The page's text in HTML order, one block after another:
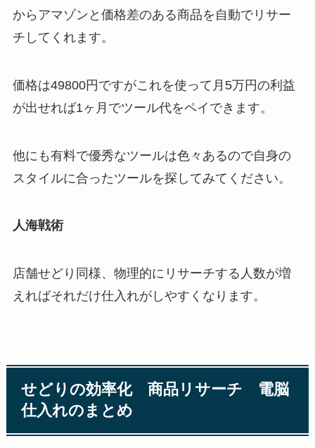
からアマゾンと価格差のある商品を自動でリサー
チしてくれます。
価格は49800円ですがこれを使って月5万円の利益
が出せれば1ヶ月でツール代をペイできます。
他にも有料で優秀なツールは色々あるので自身の
スタイルに合ったツールを探してみてください。
人海戦術
店舗せどり同様、物理的にリサーチする人数が増
えればそれだけ仕入れがしやすくなります。
せどりの効率化 商品リサーチ 電脳
仕入れのまとめ